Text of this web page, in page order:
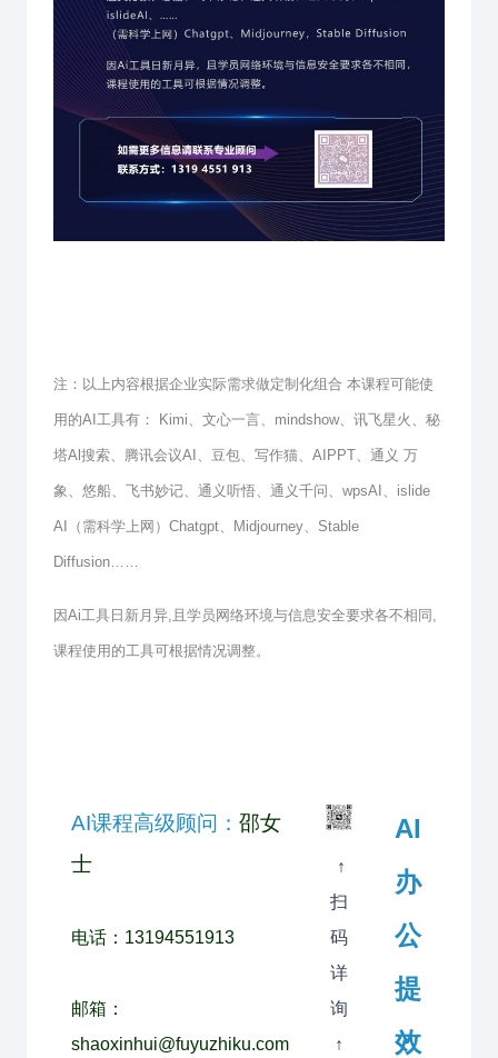
注：以上内容根据企业实际需求做定制化组合 本课程可能使
用的AI工具有： Kimi、文心一言、mindshow、讯飞星火、秘
塔Al搜索、腾讯会议AI、豆包、写作猫、AIPPT、通义 万
象、悠船、飞书妙记、通义听悟、通义千问、wpsAI、islide
AI（需科学上网）Chatgpt、Midjourney、Stable
Diffusion……
因Ai工具日新月异,且学员网络环境与信息安全要求各不相同,
课程使用的工具可根据情况调整。
AI课程高级顾问： 邵女
士
电话：13194551913
邮箱：
shaoxinhui@fuyuzhiku.com
↑
扫
码
详
询
↑
AI
办
公
提
效